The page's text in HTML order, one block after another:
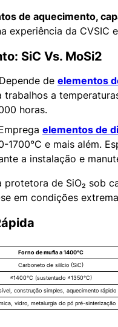
de aquecimento,
experiência da CVSIC
SiC Vs. MoSi2
de elementos
trabalhos a
horas.
elementos de
1700°C e mais além.
a instalação e
protetora de SiO₂ sob
em condições
Forno de mufla a 1400°C
Carboneto de silício (SiC)
≤1400°C (sustentado ≤1350°C)
construção simples, aquecimento rápido
vidro, metalurgia do pó pré-sinterização